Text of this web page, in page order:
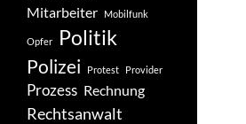
Mitarbeiter
Mobilfunk
Opfer Politik
Polizei Protest Provider
Prozess Rechnung
Rechtsanwalt